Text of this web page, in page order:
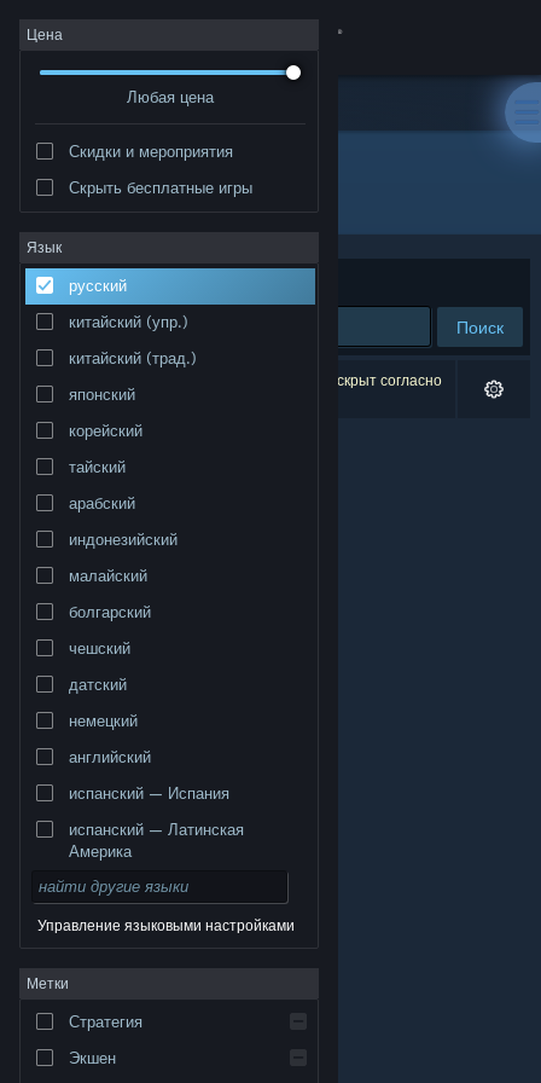
Войти
Сообщество
Информация
Поддержка
Изменить язык
Полная версия
© Valve Corporation. Все права сохранены. Все
торговые марки являются собственностью
Правовая информация
Соглашение подписчика Steam
Файлы cookie
Цена
Любая цена
Скидки и мероприятия
Скрыть бесплатные игры
Язык
русский
китайский (упр.)
китайский (трад.)
японский
корейский
тайский
арабский
индонезийский
малайский
болгарский
чешский
датский
немецкий
английский
испанский — Испания
испанский — Латинская
Америка
Управление языковыми настройками
Метки
Стратегия
Экшен
Разработчик: SeeThrough Studios
Сортировать по
Поиск
Результатов по вашему запросу: 0. 1 продукт скрыт согласно
вашим настройкам.